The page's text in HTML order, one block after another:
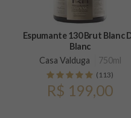
Espumante 130 Brut Blanc
Blanc
Casa Valduga
750ml
(113)
R$ 199,00